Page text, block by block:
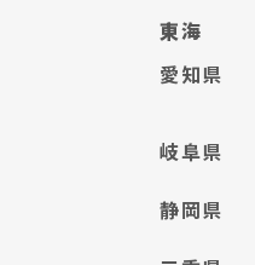
東海
愛知県
岐阜県
静岡県